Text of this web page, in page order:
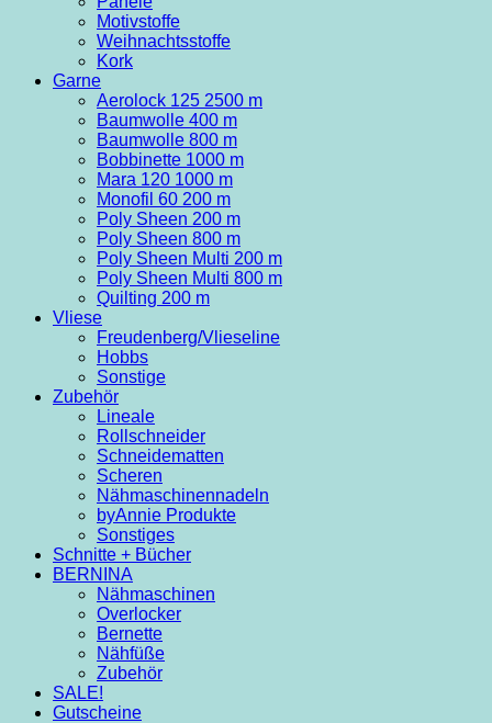
Motivstoffe
Weihnachtsstoffe
Kork
Garne
Aerolock 125 2500 m
Baumwolle 400 m
Baumwolle 800 m
Bobbinette 1000 m
Mara 120 1000 m
Monofil 60 200 m
Poly Sheen 200 m
Poly Sheen 800 m
Poly Sheen Multi 200 m
Poly Sheen Multi 800 m
Quilting 200 m
Vliese
Freudenberg/Vlieseline
Hobbs
Sonstige
Zubehör
Lineale
Rollschneider
Schneidematten
Scheren
Nähmaschinennadeln
byAnnie Produkte
Sonstiges
Schnitte + Bücher
BERNINA
Nähmaschinen
Overlocker
Bernette
Nähfüße
Zubehör
SALE!
Gutscheine